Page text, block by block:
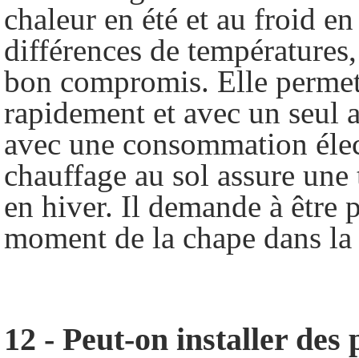
chaleur en été et au froid
différences de
bon compromis. Elle
rapidement et avec un
avec une consommation
chauffage au sol assure
en hiver. Il demande à être
moment de la chape dans
12 - Peut-on installer des